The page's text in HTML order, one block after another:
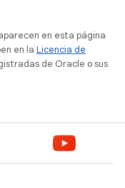
en esta página
en la Licencia de
de Oracle o sus